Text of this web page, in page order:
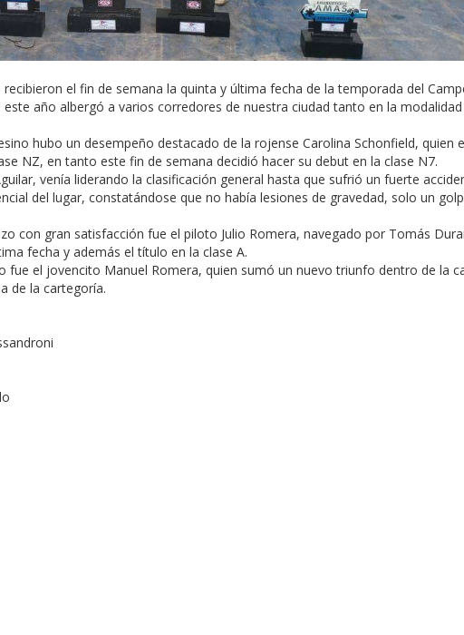
el fin de semana la quinta y última fecha de la temporada del
año albergó a varios corredores de nuestra ciudad tanto en la
hubo un desempeño destacado de la rojense Carolina Schonfield, quien
NZ, en tanto este fin de semana decidió hacer su debut en la clase N7.
venía liderando la clasificación general hasta que sufrió un fuerte
del lugar, constatándose que no había lesiones de gravedad, solo un
con gran satisfacción fue el piloto Julio Romera, navegado por Tomás
fecha y además el título en la clase A.
fue el jovencito Manuel Romera, quien sumó un nuevo triunfo dentro de la
de la cartegoría.